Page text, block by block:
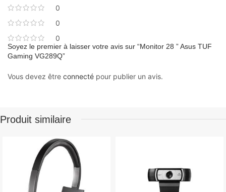
0
0
0
Soyez le premier à laisser votre avis sur “Monitor 28 ” Asus TUF
Gaming VG289Q”
Vous devez être connecté pour publier un avis.
Produit similaire